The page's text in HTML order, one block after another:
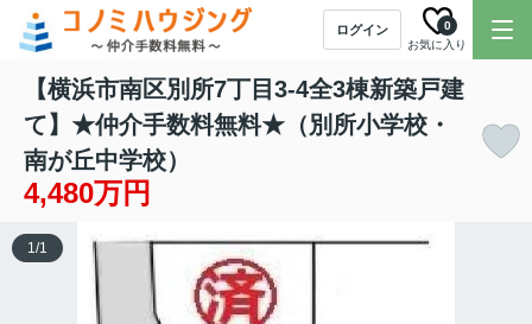
ログイン
お気に入り
0
【横浜市南区別所7丁目3-4全3棟新築戸建
て】★仲介手数料無料★（別所小学校・
南が丘中学校）
4,480万円
1/1